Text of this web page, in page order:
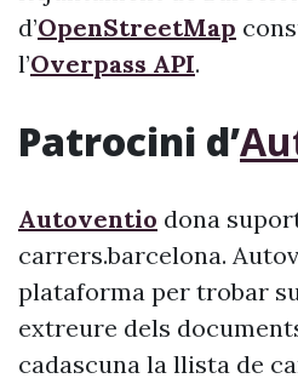
d’OpenStreetMap
l’Overpass API.
Patrocini d’
Autoventio dona
carrers.barcelona.
plataforma per trobar
extreure dels
cadascuna la llista de